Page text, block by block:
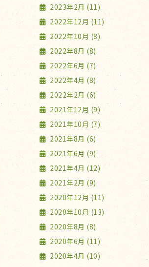
2023年2月 (11)
2022年12月 (11)
2022年10月 (8)
2022年8月 (8)
2022年6月 (7)
2022年4月 (8)
2022年2月 (6)
2021年12月 (9)
2021年10月 (7)
2021年8月 (6)
2021年6月 (9)
2021年4月 (12)
2021年2月 (9)
2020年12月 (11)
2020年10月 (13)
2020年8月 (8)
2020年6月 (11)
2020年4月 (10)